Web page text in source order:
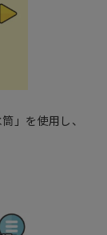
」を使用し、